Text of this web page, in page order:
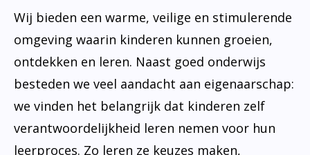
Wij bieden een warme, veilige en stimulerende
omgeving waarin kinderen kunnen groeien,
ontdekken en leren. Naast goed onderwijs
besteden we veel aandacht aan eigenaarschap:
we vinden het belangrijk dat kinderen zelf
verantwoordelijkheid leren nemen voor hun
leerproces. Zo leren ze keuzes maken,